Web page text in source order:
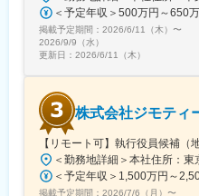
掲載予定期間： 2026/6/11（木） 〜
2026/9/9（水）
更新日： 2026/6/11（木）
株式会社ジモティ
【リモート可】執行役員候補（
掲載予定期間： 2026/7/6（月） 〜